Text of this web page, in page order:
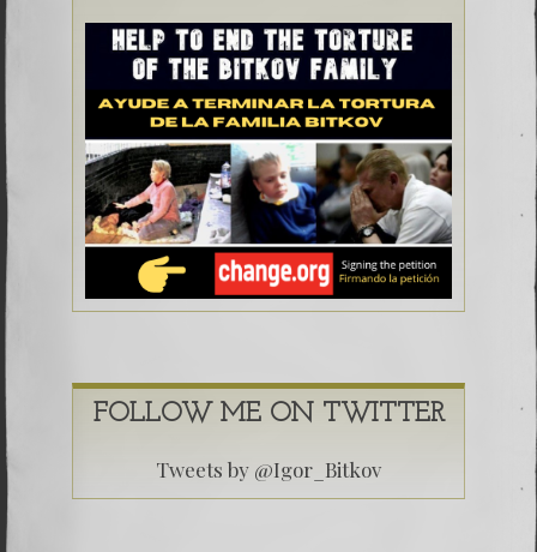
FOLLOW ME ON TWITTER
Tweets by @Igor_Bitkov